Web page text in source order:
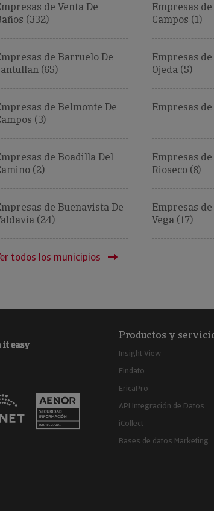
de Venta De
(332)
Empresas
Campos (1)
de Barruelo De
(65)
Empresas de
Ojeda (5)
de Belmonte De
(3)
Empresas
de Boadilla Del
(2)
Empresas
Rioseco (8)
de Buenavista De
(24)
Empresas
Vega (17)
todos los municipios
Productos y
Insight View
Findato
EricaPro
API Integración de Datos
iCollect
Bases de datos Marketing